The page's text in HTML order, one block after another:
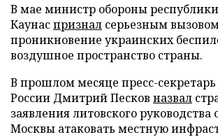
В мае министр обороны
Каунаспризнал серьезным
проникновение украинских
воздушное пространство страны.
В прошлом месяце пресс-
России Дмитрий Песков назвал
заявления литовского руководства
Москвы атаковать местную